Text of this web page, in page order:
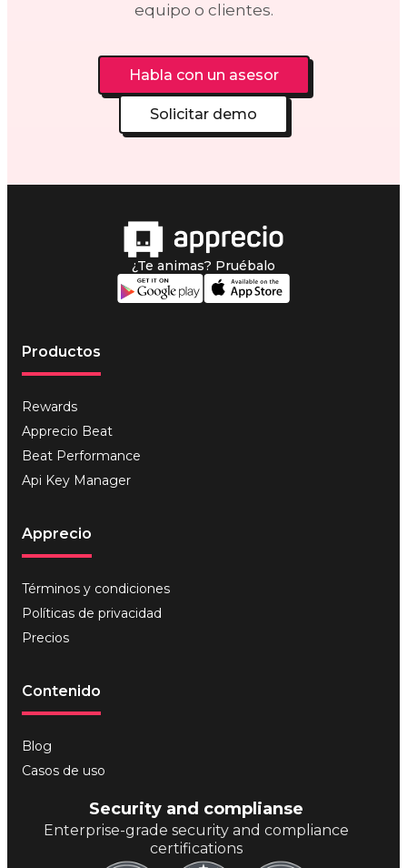
equipo o clientes.
Habla con un asesor
Solicitar demo
¿Te animas? Pruébalo
Productos
Rewards
Apprecio Beat
Beat Performance
Api Key Manager
Apprecio
Términos y condiciones
Políticas de privacidad
Precios
Contenido
Blog
Casos de uso
Security and complianse
Enterprise-grade security and compliance
certifications